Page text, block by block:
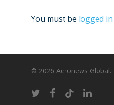
You must be logged in
© 2026 Aeronews Global.